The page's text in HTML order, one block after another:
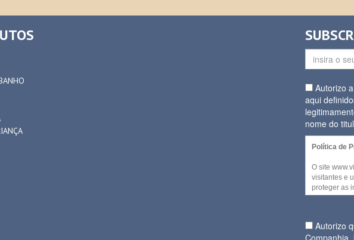
Autorizo
aqui
nome do
Política de
O site
visitantes e
proteger as
decida
No entanto,
Autorizo